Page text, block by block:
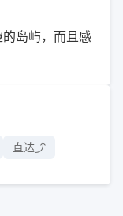
岛屿，而且感
直达⤴︎